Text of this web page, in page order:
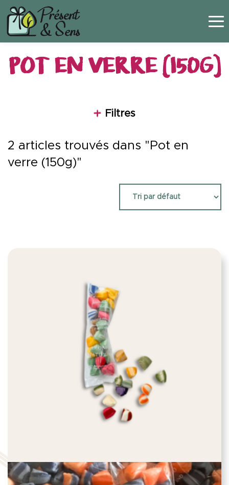
POT EN VERRE (150G)
Filtres
2 articles trouvés dans "Pot en
verre (150g)"
Panneau de gestion des cookies